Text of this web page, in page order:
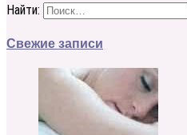
Найти:
Свежие записи